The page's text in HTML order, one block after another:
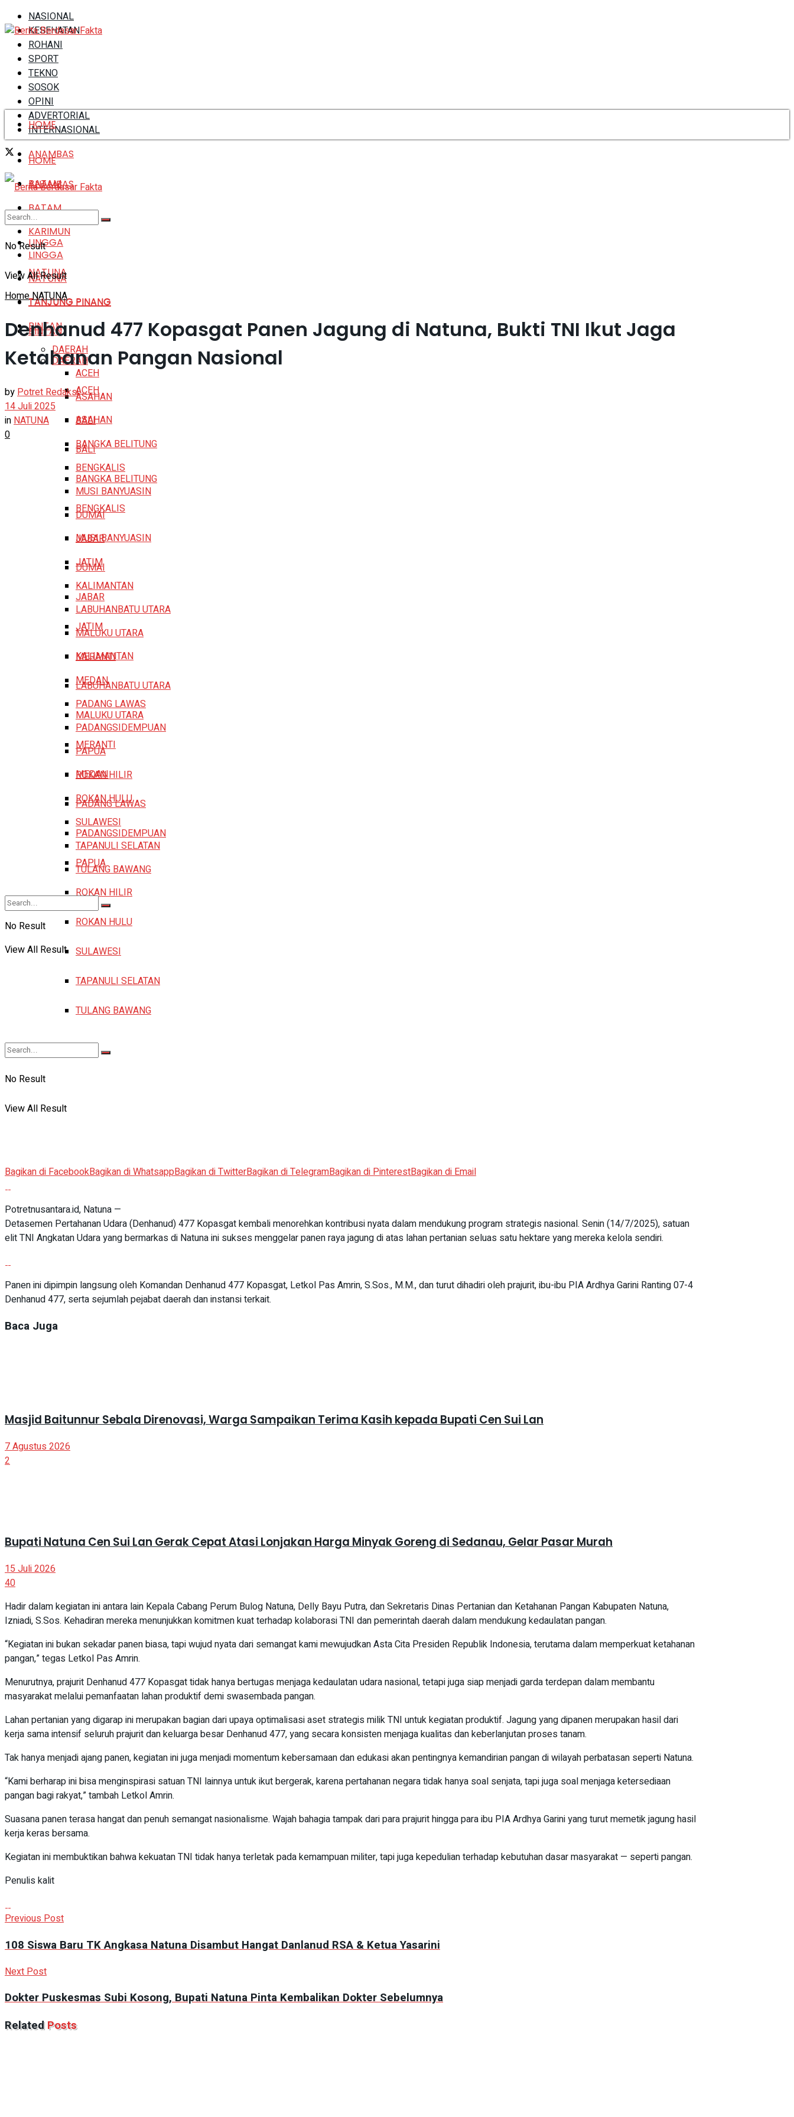
NASIONAL
KESEHATAN
ROHANI
SPORT
TEKNO
SOSOK
OPINI
ADVERTORIAL
INTERNASIONAL
HOME
ANAMBAS
BATAM
KARIMUN
LINGGA
NATUNA
TANJUNG PINANG
BINTAN
DAERAH
ACEH
ASAHAN
BALI
BANGKA BELITUNG
BENGKALIS
MUSI BANYUASIN
DUMAI
JABAR
JATIM
KALIMANTAN
LABUHANBATU UTARA
MALUKU UTARA
MERANTI
MEDAN
PADANG LAWAS
PADANGSIDEMPUAN
PAPUA
ROKAN HILIR
ROKAN HULU
SULAWESI
TAPANULI SELATAN
TULANG BAWANG
No Result
View All Result
HOME
ANAMBAS
BATAM
KARIMUN
LINGGA
NATUNA
TANJUNG PINANG
BINTAN
DAERAH
ACEH
ASAHAN
BALI
BANGKA BELITUNG
BENGKALIS
MUSI BANYUASIN
DUMAI
JABAR
JATIM
KALIMANTAN
LABUHANBATU UTARA
MALUKU UTARA
MERANTI
MEDAN
PADANG LAWAS
PADANGSIDEMPUAN
PAPUA
ROKAN HILIR
ROKAN HULU
SULAWESI
TAPANULI SELATAN
TULANG BAWANG
No Result
View All Result
No Result
View All Result
HomeNATUNA
Denhanud 477 Kopasgat Panen Jagung di Natuna, Bukti TNI Ikut Jaga
Ketahanan Pangan Nasional
byPotret Redaksi
14 Juli 2025
inNATUNA
0
Bagikan di FacebookBagikan di WhatsappBagikan di TwitterBagikan di TelegramBagikan di PinterestBagikan di Email
Potretnusantara.id, Natuna —
Detasemen Pertahanan Udara (Denhanud) 477 Kopasgat kembali menorehkan kontribusi nyata dalam mendukung program strategis nasional. Senin (14/7/2025), satuan
elit TNI Angkatan Udara yang bermarkas di Natuna ini sukses menggelar panen raya jagung di atas lahan pertanian seluas satu hektare yang mereka kelola sendiri.
Panen ini dipimpin langsung oleh Komandan Denhanud 477 Kopasgat, Letkol Pas Amrin, S.Sos., M.M., dan turut dihadiri oleh prajurit, ibu-ibu PIA Ardhya Garini Ranting 07-4
Denhanud 477, serta sejumlah pejabat daerah dan instansi terkait.
Baca Juga
Masjid Baitunnur Sebala Direnovasi, Warga Sampaikan Terima Kasih kepada Bupati Cen Sui Lan
7 Agustus 2026
2
Bupati Natuna Cen Sui Lan Gerak Cepat Atasi Lonjakan Harga Minyak Goreng di Sedanau, Gelar Pasar Murah
15 Juli 2026
40
Hadir dalam kegiatan ini antara lain Kepala Cabang Perum Bulog Natuna, Delly Bayu Putra, dan Sekretaris Dinas Pertanian dan Ketahanan Pangan Kabupaten Natuna,
Izniadi, S.Sos. Kehadiran mereka menunjukkan komitmen kuat terhadap kolaborasi TNI dan pemerintah daerah dalam mendukung kedaulatan pangan.
“Kegiatan ini bukan sekadar panen biasa, tapi wujud nyata dari semangat kami mewujudkan Asta Cita Presiden Republik Indonesia, terutama dalam memperkuat ketahanan
pangan,” tegas Letkol Pas Amrin.
Menurutnya, prajurit Denhanud 477 Kopasgat tidak hanya bertugas menjaga kedaulatan udara nasional, tetapi juga siap menjadi garda terdepan dalam membantu
masyarakat melalui pemanfaatan lahan produktif demi swasembada pangan.
Lahan pertanian yang digarap ini merupakan bagian dari upaya optimalisasi aset strategis milik TNI untuk kegiatan produktif. Jagung yang dipanen merupakan hasil dari
kerja sama intensif seluruh prajurit dan keluarga besar Denhanud 477, yang secara konsisten menjaga kualitas dan keberlanjutan proses tanam.
Tak hanya menjadi ajang panen, kegiatan ini juga menjadi momentum kebersamaan dan edukasi akan pentingnya kemandirian pangan di wilayah perbatasan seperti Natuna.
“Kami berharap ini bisa menginspirasi satuan TNI lainnya untuk ikut bergerak, karena pertahanan negara tidak hanya soal senjata, tapi juga soal menjaga ketersediaan
pangan bagi rakyat,” tambah Letkol Amrin.
Suasana panen terasa hangat dan penuh semangat nasionalisme. Wajah bahagia tampak dari para prajurit hingga para ibu PIA Ardhya Garini yang turut memetik jagung hasil
kerja keras bersama.
Kegiatan ini membuktikan bahwa kekuatan TNI tidak hanya terletak pada kemampuan militer, tapi juga kepedulian terhadap kebutuhan dasar masyarakat — seperti pangan.
Penulis kalit
Previous Post
108 Siswa Baru TK Angkasa Natuna Disambut Hangat Danlanud RSA & Ketua Yasarini
Next Post
Dokter Puskesmas Subi Kosong, Bupati Natuna Pinta Kembalikan Dokter Sebelumnya
RelatedPosts